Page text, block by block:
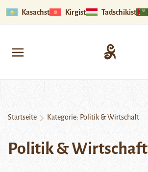
Kasachstan Kirgistan Tadschikistan
Startseite Kategorie: Politik & Wirtschaft
Politik & Wirtschaft